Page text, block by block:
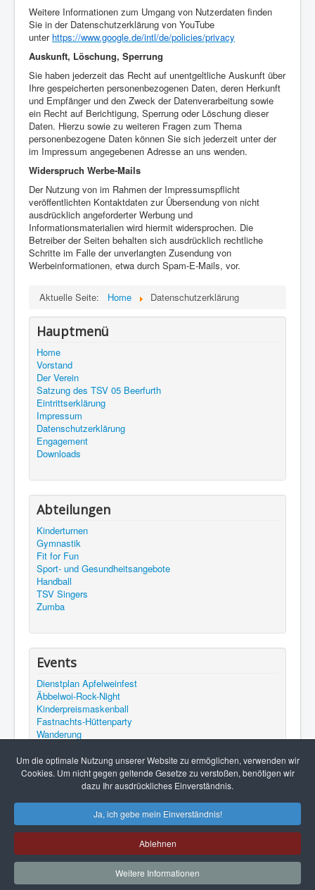
Weitere Informationen zum Umgang von Nutzerdaten finden
Sie in der Datenschutzerklärung von YouTube
unter https://www.google.de/intl/de/policies/privacy
Auskunft, Löschung, Sperrung
Sie haben jederzeit das Recht auf unentgeltliche Auskunft über
Ihre gespeicherten personenbezogenen Daten, deren Herkunft
und Empfänger und den Zweck der Datenverarbeitung sowie
ein Recht auf Berichtigung, Sperrung oder Löschung dieser
Daten. Hierzu sowie zu weiteren Fragen zum Thema
personenbezogene Daten können Sie sich jederzeit unter der
im Impressum angegebenen Adresse an uns wenden.
Widerspruch Werbe-Mails
Der Nutzung von im Rahmen der Impressumspflicht
veröffentlichten Kontaktdaten zur Übersendung von nicht
ausdrücklich angeforderter Werbung und
Informationsmaterialien wird hiermit widersprochen. Die
Betreiber der Seiten behalten sich ausdrücklich rechtliche
Schritte im Falle der unverlangten Zusendung von
Werbeinformationen, etwa durch Spam-E-Mails, vor.
Aktuelle Seite: Home Datenschutzerklärung
Hauptmenü
Home
Vorstand
Der Verein
Satzung des TSV 05 Beerfurth
Eintrittserklärung
Impressum
Datenschutzerklärung
Engagement
Downloads
Abteilungen
Kinderturnen
Gymnastik
Fit for Fun
Sport- und Gesundheitsangebote
Handball
TSV Singers
Zumba
Events
Dienstplan Apfelweinfest
Äbbelwoi-Rock-Night
Kinderpreismaskenball
Fastnachts-Hüttenparty
Wanderung
Termine
Unser YouTube Channel
Beerfurther Apfelweinfest
© 2026 TSV 05 Beerfurth e.V.
Um die optimale Nutzung unserer Website zu ermöglichen, verwenden wir
Cookies. Um nicht gegen geltende Gesetze zu verstoßen, benötigen wir
dazu Ihr ausdrückliches Einverständnis.
Ja, ich gebe mein Einverständnis!
Ablehnen
Weitere Informationen